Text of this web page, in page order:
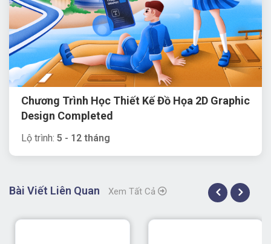
Chương Trình Học Thiết Kế Đồ Họa 2D Graphic
Design Completed
Lộ trình: 5 - 12 tháng
Bài Viết Liên Quan Xem Tất Cả